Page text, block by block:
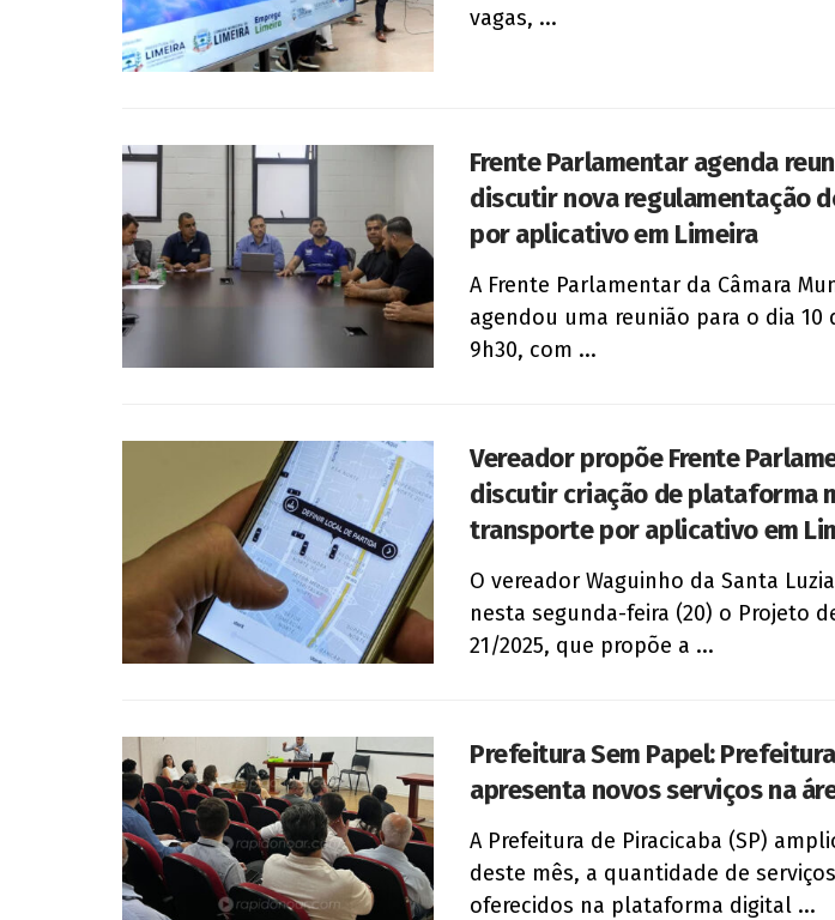
vagas, ...
Frente Parlamentar agenda
discutir nova regulamentação
por aplicativo em Limeira
A Frente Parlamentar da Câmara
agendou uma reunião para o dia 10
9h30, com ...
Vereador propõe Frente
discutir criação de plataforma
transporte por aplicativo em
O vereador Waguinho da Santa
nesta segunda-feira (20) o Projeto
21/2025, que propõe a ...
Prefeitura Sem Papel:
apresenta novos serviços na
A Prefeitura de Piracicaba (SP)
deste mês, a quantidade de
oferecidos na plataforma digital ...